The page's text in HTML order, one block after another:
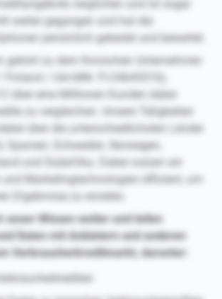
verglichen und ist sogar
weiter gegangen und hat die
persönlich getestet und bewertet.
gehört zu dem finnischen Unternehmen
Finland / Ust-IdNr: FI-24645516),
über eine Millionen Kunden dabei
zu vergleichen. Unsere Tätigkeiten
über die unterschiedlichsten Länder
Spanien, Schweden, Norwegen,
und Südafrika. Dabei nutzen wir
und Marketingtechnologien effizient, um
Ergebnisse zu erzielen.
unser Wissen weiter und teilen
Daten mit Anbietern und anderen
Verbraucherkreditmarkt, darunter: